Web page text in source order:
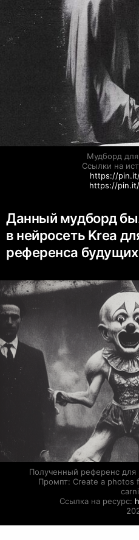
Мудборд
https://
https://
Данный мудборд
в нейросеть Krea
референса
Полученный референс
Промпт: Create a photos
Ссылка на ресурс: